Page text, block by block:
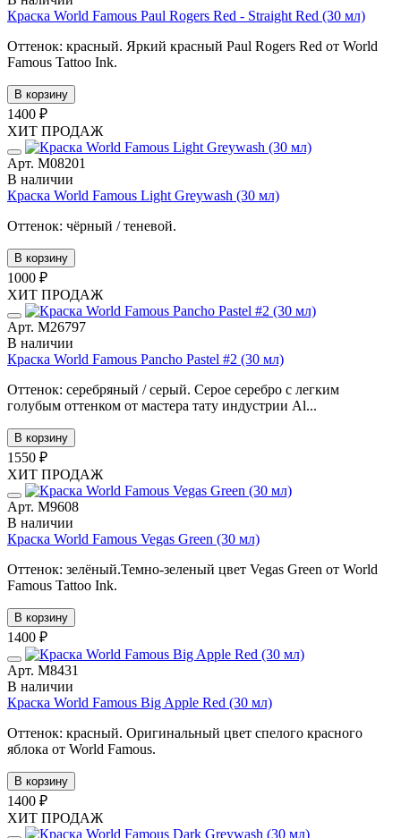
Краска World Famous Paul Rogers Red - Straight Red (30 мл)
Оттенок: красный. Яркий красный Paul Rogers Red от World
Famous Tattoo Ink.
В корзину
1400 ₽
ХИТ ПРОДАЖ
Арт. М08201
В наличии
Краска World Famous Light Greywash (30 мл)
Оттенок: чёрный / теневой.
В корзину
1000 ₽
ХИТ ПРОДАЖ
Арт. М26797
В наличии
Краска World Famous Pancho Pastel #2 (30 мл)
Оттенок: серебряный / серый. Серое серебро с легким
голубым оттенком от мастера тату индустрии Al...
В корзину
1550 ₽
ХИТ ПРОДАЖ
Арт. М9608
В наличии
Краска World Famous Vegas Green (30 мл)
Оттенок: зелёный.Темно-зеленый цвет Vegas Green от World
Famous Tattoo Ink.
В корзину
1400 ₽
Арт. М8431
В наличии
Краска World Famous Big Apple Red (30 мл)
Оттенок: красный. Оригинальный цвет спелого красного
яблока от World Famous.
В корзину
1400 ₽
ХИТ ПРОДАЖ